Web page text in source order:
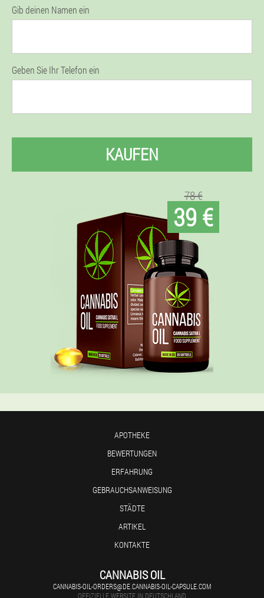
Gib deinen Namen ein
Geben Sie Ihr Telefon ein
KAUFEN
78 €
39 €
APOTHEKE
BEWERTUNGEN
ERFAHRUNG
GEBRAUCHSANWEISUNG
STÄDTE
ARTIKEL
KONTAKTE
CANNABIS OIL
CANNABIS-OIL-ORDERS@DE.CANNABIS-OIL-CAPSULE.COM
OFFIZIELLE WEBSITE IN DEUTSCHLAND